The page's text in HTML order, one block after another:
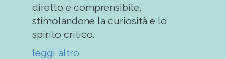
diretto e comprensibile,
stimolandone la curiosità e lo
spirito critico.
leggi altro